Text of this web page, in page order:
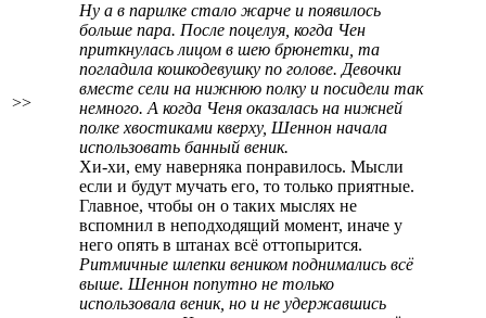
>>
Ну а в парилке стало жарче и появилось
больше пара. После поцелуя, когда Чен
приткнулась лицом в шею брюнетки, та
погладила кошкодевушку по голове. Девочки
вместе сели на нижнюю полку и посидели так
немного. А когда Ченя оказалась на нижней
полке хвостиками кверху, Шеннон начала
использовать банный веник.
Хи-хи, ему наверняка понравилось. Мысли
если и будут мучать его, то только приятные.
Главное, чтобы он о таких мыслях не
вспомнил в неподходящий момент, иначе у
него опять в штанах всё оттопырится.
Ритмичные шлепки веником поднимались всё
выше. Шеннон попутно не только
использовала веник, но и не удержавшись